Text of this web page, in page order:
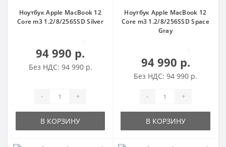
Ноутбук Apple MacBook 12
Core m3 1.2/8/256SSD Silver
94 990 р.
Без НДС: 94 990 р.
- +
В КОРЗИНУ
Ноутбук Apple MacBook 12
Core m3 1.2/8/256SSD Space
Gray
94 990 р.
Без НДС: 94 990 р.
- +
В КОРЗИНУ